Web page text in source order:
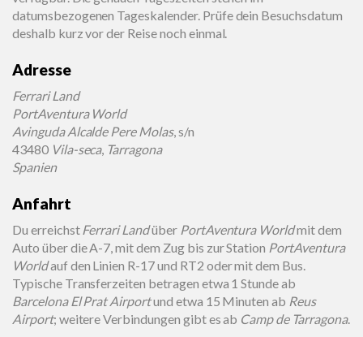
datumsbezogenen Tageskalender. Prüfe dein Besuchsdatum
deshalb kurz vor der Reise noch einmal.
Adresse
Ferrari Land
PortAventura World
Avinguda Alcalde Pere Molas, s/n
43480 Vila-seca, Tarragona
Spanien
Anfahrt
Du erreichstFerrari Landüber PortAventura Worldmit dem
Auto über die A-7, mit dem Zug bis zur Station PortAventura
Worldauf den Linien R-17 und RT2 oder mit dem Bus.
Typische Transferzeiten betragen etwa 1 Stunde ab
Barcelona El Prat Airportund etwa 15 Minuten ab Reus
Airport; weitere Verbindungen gibt es ab Camp de Tarragona.